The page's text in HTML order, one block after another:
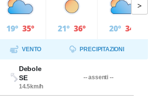
19° 35° 21° 36° 20° 34°
>
VENTO PRECIPITAZIONI
Debole
SE
14.5km/h
-- assenti --